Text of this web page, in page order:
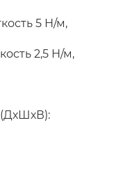
5 Н/м,
2,5 Н/м,